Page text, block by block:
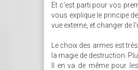
Et c'est parti pour vos
vous explique le principe
vue externe, et changer de
Le choix des armes est
la magie de destruction.
Il en va de même pour